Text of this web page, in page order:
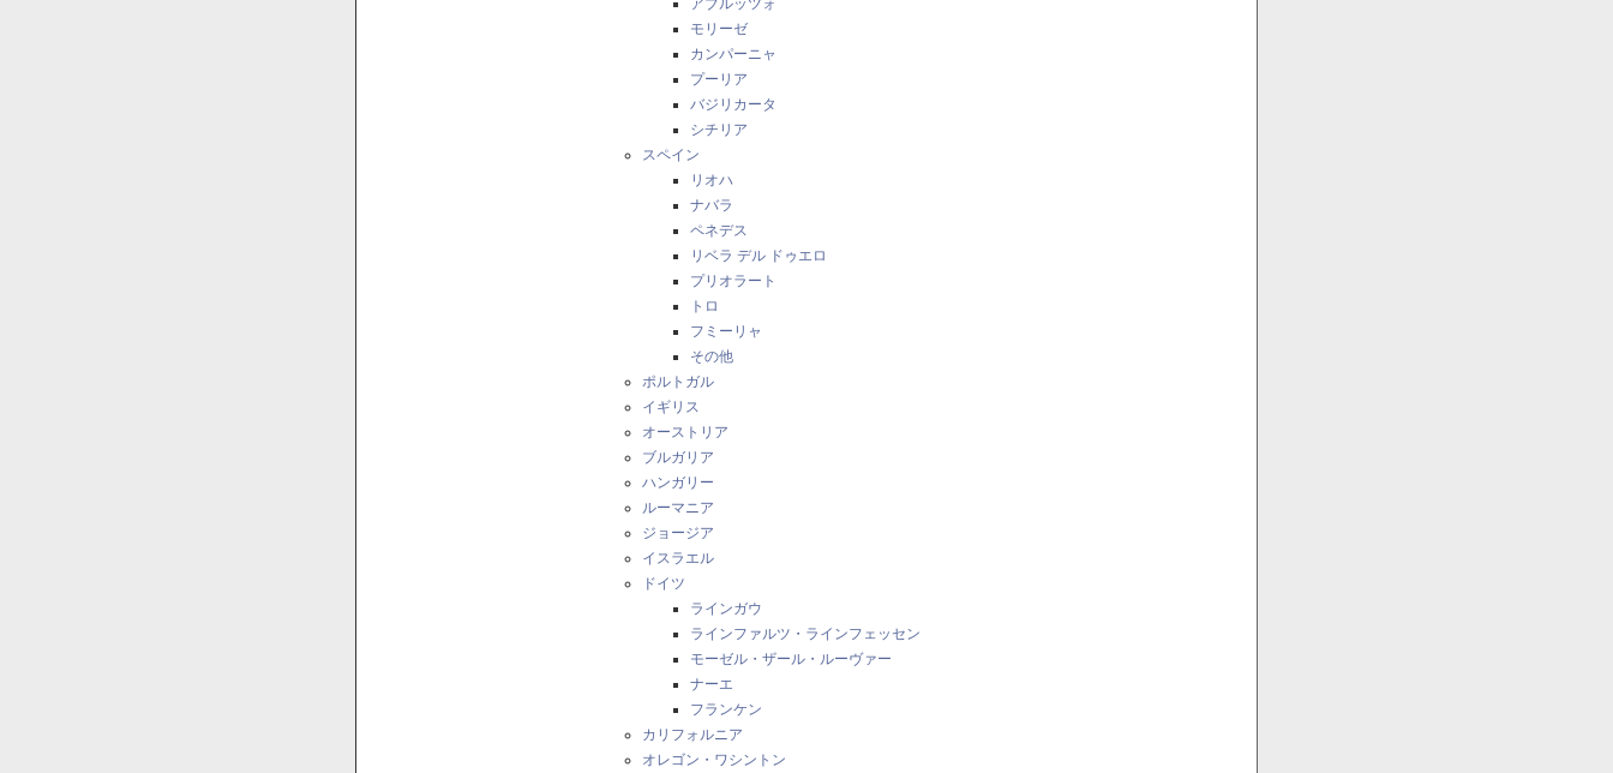
アブルッツォ
モリーゼ
カンパーニャ
プーリア
バジリカータ
シチリア
スペイン
リオハ
ナバラ
ペネデス
リベラ デル ドゥエロ
プリオラート
トロ
フミーリャ
その他
ポルトガル
イギリス
オーストリア
ブルガリア
ハンガリー
ルーマニア
ジョージア
イスラエル
ドイツ
ラインガウ
ラインファルツ・ラインフェッセン
モーゼル・ザール・ルーヴァー
ナーエ
フランケン
カリフォルニア
オレゴン・ワシントン